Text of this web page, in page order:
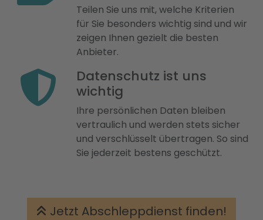
Teilen Sie uns mit, welche Kriterien
für Sie besonders wichtig sind und wir
zeigen Ihnen gezielt die besten
Anbieter.
Datenschutz ist uns
wichtig
Ihre persönlichen Daten bleiben
vertraulich und werden stets sicher
und verschlüsselt übertragen. So sind
Sie jederzeit bestens geschützt.
Jetzt Abschleppdienst finden!